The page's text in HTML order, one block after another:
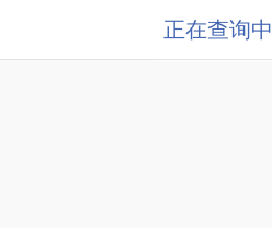
正在查询中